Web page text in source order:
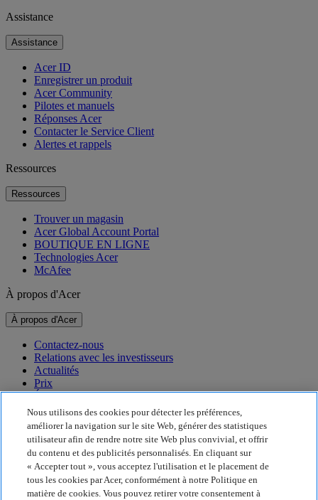
Assistance
Assistance
Acer ID
Enregistrer un produit
Acer Community
Pilotes et manuels
Réponses Acer
Contacter le Service Client
Alertes et rappels
Ressources
Ressources
Trouver un magasin
Acer Global Account Portal
BOUTIQUE EN LIGNE
Technologies Acer
McAfee
À propos d'Acer
À propos d'Acer
Contactez-nous
Relations avec les investisseurs
Actualités
Prix
Événements
Développement durable
Développement durable
Responsabilité sociale de l'entreprise
Empreinte carbone du produit
Project Humanity
Nous utilisons des cookies pour détecter les préférences,
améliorer la navigation sur le site Web, générer des statistiques
utilisateur afin de rendre notre site Web plus convivial, et offrir
du contenu et des publicités personnalisés. En cliquant sur
« Accepter tout », vous acceptez l'utilisation et le placement de
tous les cookies par Acer, conformément à notre Politique en
matière de cookies. Vous pouvez retirer votre consentement à